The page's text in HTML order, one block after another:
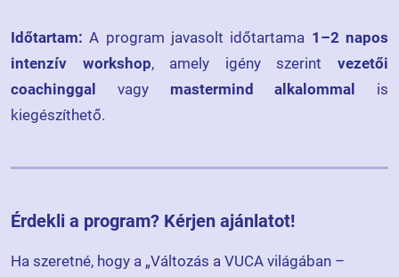
Időtartam: A program javasolt időtartama 1–2 napos
intenzív workshop, amely igény szerintvezetői
coachinggal vagy mastermind alkalommal is
kiegészíthető.
Érdekli a program? Kérjen ajánlatot!
Ha szeretné, hogy a „Változás a VUCA világában –